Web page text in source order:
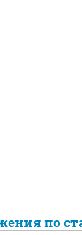
по